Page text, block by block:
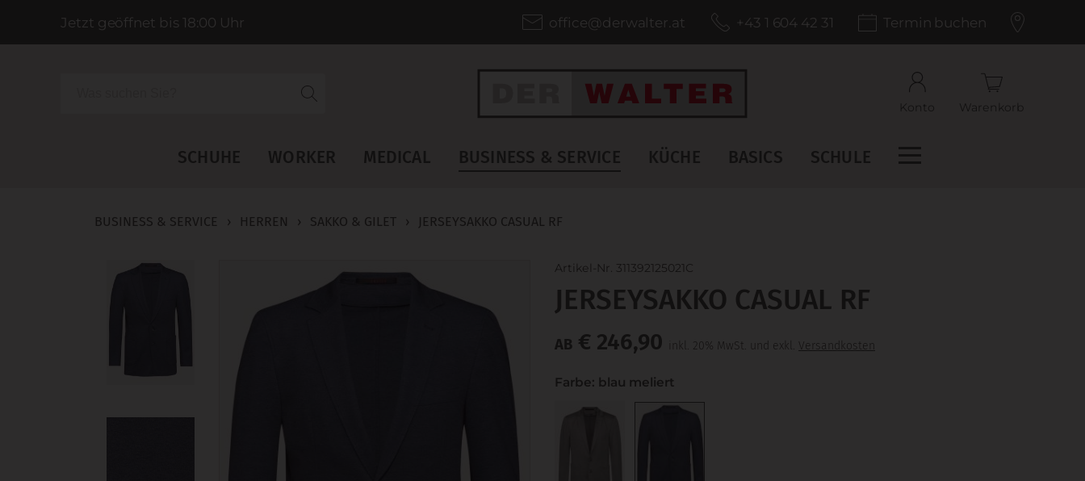
Jetzt geöffnet bis 18:00 Uhr office@derwalter.at +43 1 604 42 31 Termin buchen
Konto
Warenkorb
SCHUHE WORKER MEDICAL BUSINESS & SERVICE KÜCHE BASICS SCHULE
BUSINESS & SERVICE › HERREN › SAKKO & GILET › JERSEYSAKKO CASUAL RF
Artikel-Nr. 311392125021C
JERSEYSAKKO CASUAL RF
AB € 246,90 inkl. 20% MwSt. und exkl. Versandkosten
Farbe: blau meliert